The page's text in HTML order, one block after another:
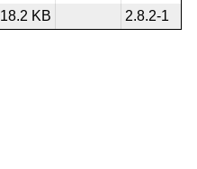
18.2 KB 2.8.2-1